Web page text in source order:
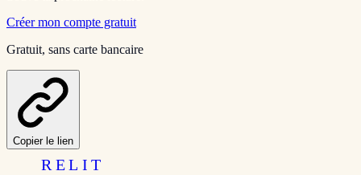
Créer mon compte gratuit
Gratuit, sans carte bancaire
Copier le lien
RELIT